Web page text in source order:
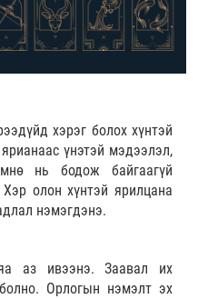
хэрэг болох хүнтэй
үнэтэй мэдээлэл,
нь бодож байгаагүй
олон хүнтэй ярилцана
нэмэгдэнэ.
аз ивээнэ. Заавал их
Орлогын нэмэлт эх